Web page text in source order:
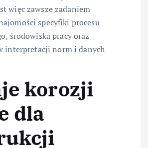
więc zawsze zadaniem
specyfiki procesu
środowiska pracy oraz
interpretacji norm i danych
korozji
dla